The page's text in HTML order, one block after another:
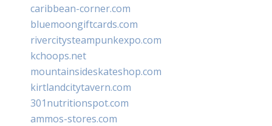
caribbean-corner.com
bluemoongiftcards.com
rivercitysteampunkexpo.com
kchoops.net
mountainsideskateshop.com
kirtlandcitytavern.com
301nutritionspot.com
ammos-stores.com